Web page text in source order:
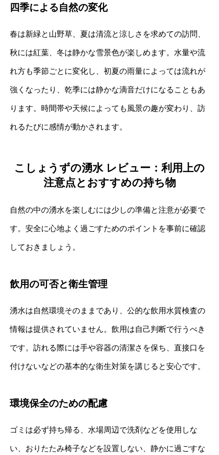
四季による自然の変化
春は新緑と山野草、夏は清流と涼しさを求めての訪問、
秋には紅葉、冬は静かな雪景色が楽しめます。水量や流
れ方も季節ごとに変化し、初夏の雨量によっては流れが
強くなったり、乾季には静かな滴音だけになることもあ
ります。時間帯や天候によっても風景の趣が変わり、訪
れるたびに感情が動かされます。
こしょうずの湧水 レビュー：利用上の
注意点とおすすめの持ち物
自然の中の湧水を楽しむには少しの準備と注意が必要で
す。安全に心地よく過ごすためのポイントを事前に確認
しておきましょう。
飲用の可否と衛生管理
湧水は自然環境そのままであり、公的な飲用水質検査の
情報は提供されていません。飲用は自己判断で行うべき
です。訪れる際には手や容器の清潔さを保ち、直接口を
付けないなどの基本的な衛生対策を講じると安心です。
環境保全のための配慮
ゴミは必ず持ち帰る、水場周辺で洗剤などを使用しな
い、おりたたみ椅子などを設置しない、静かに過ごすな